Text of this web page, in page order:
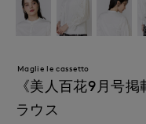
Maglie le cassetto
《美人百花9月号
ラウス